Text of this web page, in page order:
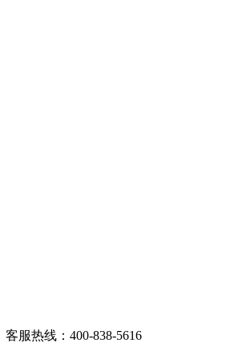
客服热线：400-838-5616